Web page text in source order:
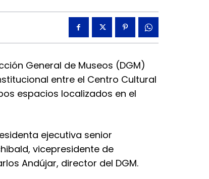
General de Museos (DGM)
entre el Centro Cultural
espacios localizados en el
ejecutiva senior
vicepresidente de
Andújar, director del DGM.